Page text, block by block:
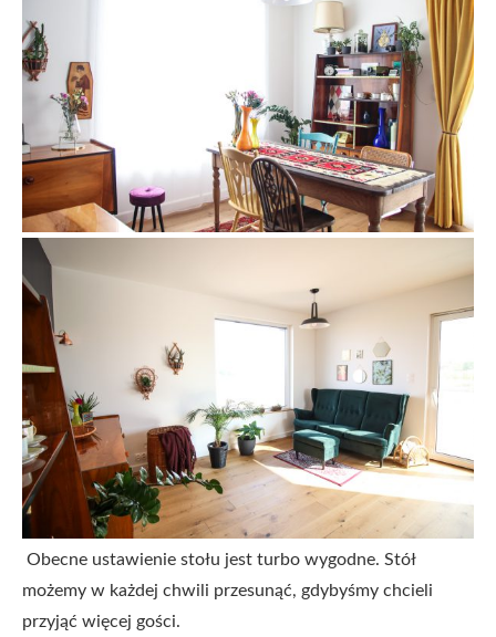
Obecne ustawienie stołu jest turbo wygodne. Stół
możemy w każdej chwili przesunąć, gdybyśmy chcieli
przyjąć więcej gości.